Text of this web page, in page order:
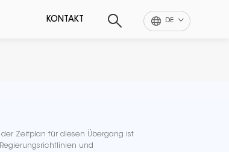
DE
KONTAKT
Zeitplan für diesen Übergang ist
und